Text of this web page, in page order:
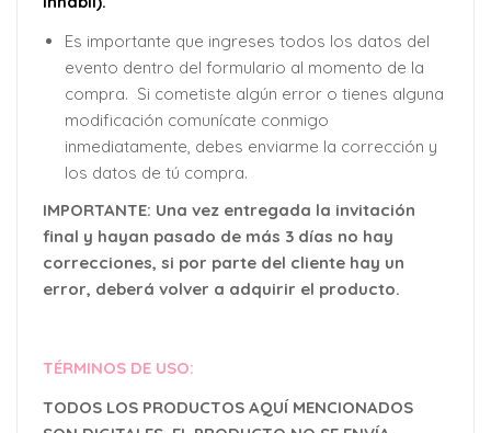
Es importante que ingreses todos los datos del
evento dentro del formulario al momento de la
compra. Si cometiste algún error o tienes alguna
modificación comunícate conmigo
inmediatamente, debes enviarme la corrección y
los datos de tú compra.
IMPORTANTE: Una vez entregada la invitación
final y hayan pasado de más 3 días no hay
correcciones, si por parte del cliente hay un
error, deberá volver a adquirir el producto.
TÉRMINOS DE USO:
TODOS LOS PRODUCTOS AQUÍ MENCIONADOS